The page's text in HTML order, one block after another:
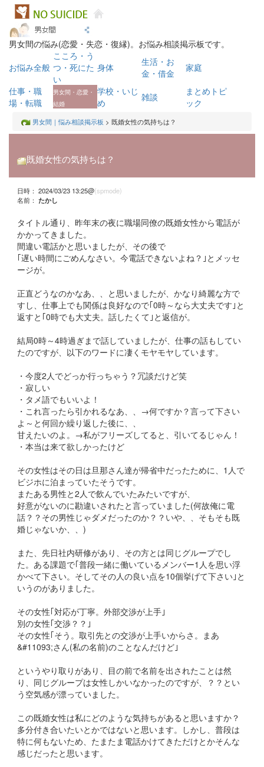
男女間の悩み(恋愛・失恋・復縁)。お悩み相談掲示板です。
お悩み全般
こころ・う
つ・死にた
い
身体
生活・お
金・借金
家庭
仕事・職
場・転職
男女間・恋愛・
結婚
学校・いじ
め
雑談
まとめトピ
ック
男女間｜悩み相談掲示板 > 既婚女性の気持ちは？
既婚女性の気持ちは？
日時： 2024/03/23 13:25@(spmode)
名前： たかし
タイトル通り、昨年末の夜に職場同僚の既婚女性から電話が
かかってきました。
間違い電話かと思いましたが、その後で
｢遅い時間にごめんなさい。今電話できないよね？｣とメッセ
ージが。
正直どうなのかなあ、、と思いましたが、かなり綺麗な方で
すし、仕事上でも関係は良好なので｢0時～なら大丈夫です｣と
返すと｢0時でも大丈夫。話したくて｣と返信が。
結局0時～4時過ぎまで話していましたが、仕事の話もしてい
たのですが、以下のワードに凄くモヤモヤしています。
・今度2人でどっか行っちゃう？冗談だけど笑
・寂しい
・タメ語でもいいよ！
・これ言ったら引かれるなあ、、→何ですか？言って下さい
よ～と何回か繰り返した後に、、
甘えたいのよ。→私がフリーズしてると、引いてるじゃん！
・本当は来て欲しかったけど
その女性はその日は旦那さん達が帰省中だったために、1人で
ビジホに泊まっていたそうです。
またある男性と2人で飲んでいたみたいですが、
好意がないのに勘違いされたと言っていました(何故俺に電
話？？その男性じゃダメだったのか？？いや、、そもそも既
婚じゃないか、、)
また、先日社内研修があり、その方とは同じグループでし
た。ある課題で｢普段一緒に働いているメンバー1人を思い浮
かべて下さい。そしてその人の良い点を10個挙げて下さい｣と
いうのがありました。
その女性｢対応が丁寧。外部交渉が上手｣
別の女性｢交渉？？｣
その女性｢そう。取引先との交渉が上手いからさ。まあ
&#11093;さん(私の名前)のことなんだけど｣
というやり取りがあり、目の前で名前を出されたことは然
り、同じグループは女性しかいなかったのですが、？？とい
う空気感が漂っていました。
この既婚女性は私にどのような気持ちがあると思いますか？
多分付き合いたいとかではないと思います。しかし、普段は
特に何もないため、たまたま電話かけてきただけとかそんな
感じだったと思います。